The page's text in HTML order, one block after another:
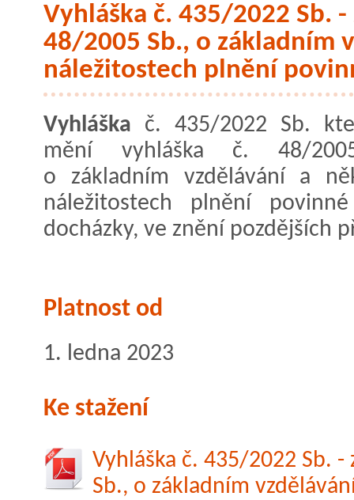
Vyhláška č. 435/2022 Sb.
48/2005 Sb., o základním
náležitostech plnění
Vyhláška č. 435/2022 Sb.
mění vyhláška č. 48/
o základním vzdělávání a
náležitostech plnění
docházky, ve znění pozdějších
Platnost od
1. ledna 2023
Ke stažení
Vyhláška č. 435/2022 Sb.
Sb., o základním